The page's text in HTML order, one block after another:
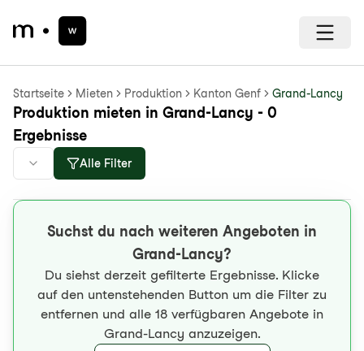
Startseite Mieten Produktion Kanton Genf Grand-Lancy
Produktion mieten in Grand-Lancy - 0
Ergebnisse
Alle Filter
Suchst du nach weiteren Angeboten in
Grand-Lancy?
Du siehst derzeit gefilterte Ergebnisse. Klicke
auf den untenstehenden Button um die Filter zu
entfernen und alle 18 verfügbaren Angebote in
Grand-Lancy anzuzeigen.